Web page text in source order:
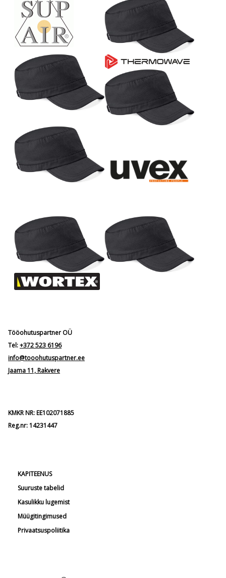
Tööohutuspartner OÜ
Tel:+372 523 6196
info@tooohutuspartner.ee
Jaama 11, Rakvere
KMKR NR: EE102071885
Reg.nr: 14231447
KAPITEENUS
Suuruste tabelid
Kasulikku lugemist
Müügitingimused
Privaatsuspoliitika